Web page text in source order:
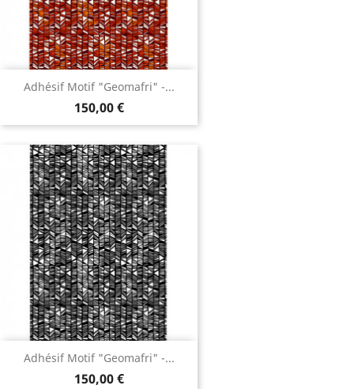
Adhésif Motif "Geomafri" -...
150,00 €
Adhésif Motif "Geomafri" -...
150,00 €